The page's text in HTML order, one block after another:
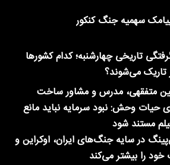
سهمیه جنگ کنکور
تاریخی چهارشنبه؛ کدام کشورها
می‌شوند؟
متفقهی، مدرس و مشاور ساخت
حیات وحش: نبود سرمایه نباید مانع
مستند شود
در سایه جنگ‌های ایران، اوکراین و
خود را بیشتر می‌کند